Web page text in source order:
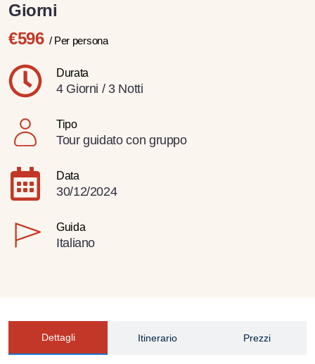
Giorni
€596 / Per persona
Durata
4 Giorni / 3 Notti
Tipo
Tour guidato con gruppo
Data
30/12/2024
Guida
Italiano
Dettagli Itinerario Prezzi